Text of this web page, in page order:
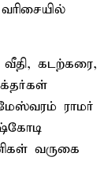
கடற்கரை,
ராமர்
வருகை